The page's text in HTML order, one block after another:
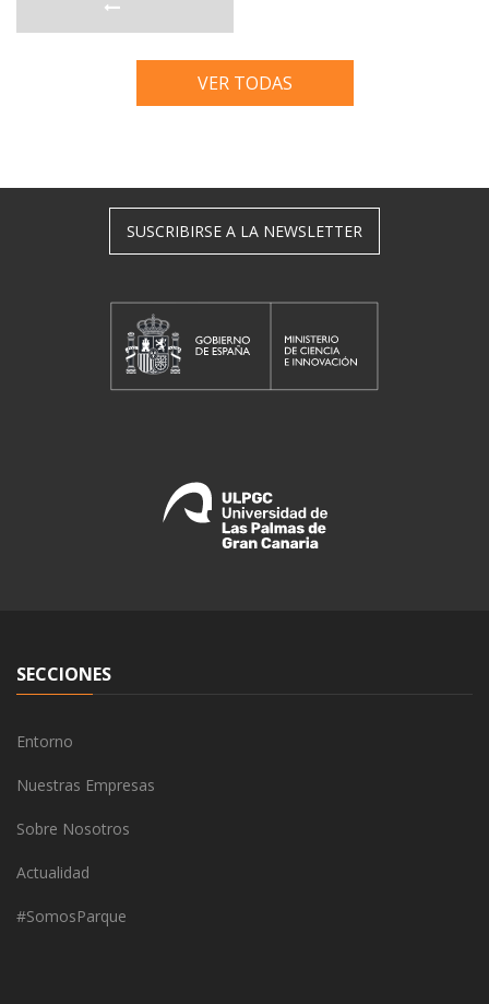
VER TODAS
SUSCRIBIRSE A LA NEWSLETTER
SECCIONES
Entorno
Nuestras Empresas
Sobre Nosotros
Actualidad
#SomosParque